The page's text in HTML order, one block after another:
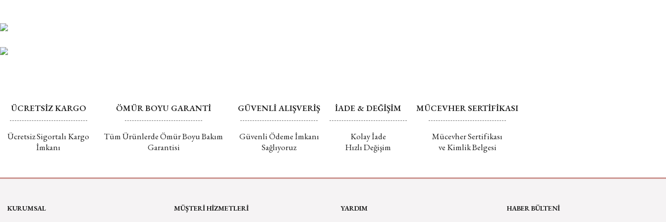
ÜCRETSİZ KARGO
Ücretsiz Sigortalı Kargo
İmkanı
ÖMÜR BOYU GARANTİ
Tüm Ürünlerde Ömür Boyu Bakım
Garantisi
GÜVENLİ ALIŞVERİŞ
Güvenli Ödeme İmkanı
Sağlıyoruz
İADE & DEĞİŞİM
Kolay İade
Hızlı Değişim
MÜCEVHER SERTİFİKASI
Mücevher Sertifikası
ve Kimlik Belgesi
KURUMSAL MÜŞTERİ HİZMETLERİ YARDIM HABER BÜLTENİ